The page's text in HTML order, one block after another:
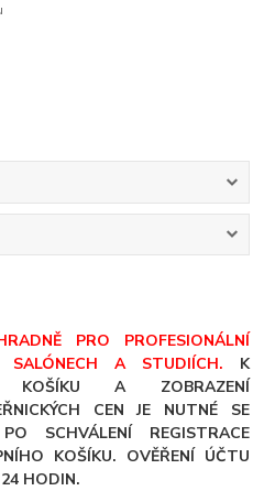
PRO PROFESIONÁLNÍ
SALÓNECH A STUDIÍCH. K
KOŠÍKU A ZOBRAZENÍ
CEN JE NUTNÉ SE
SCHVÁLENÍ REGISTRACE
KOŠÍKU. OVĚŘENÍ ÚČTU
HODIN.